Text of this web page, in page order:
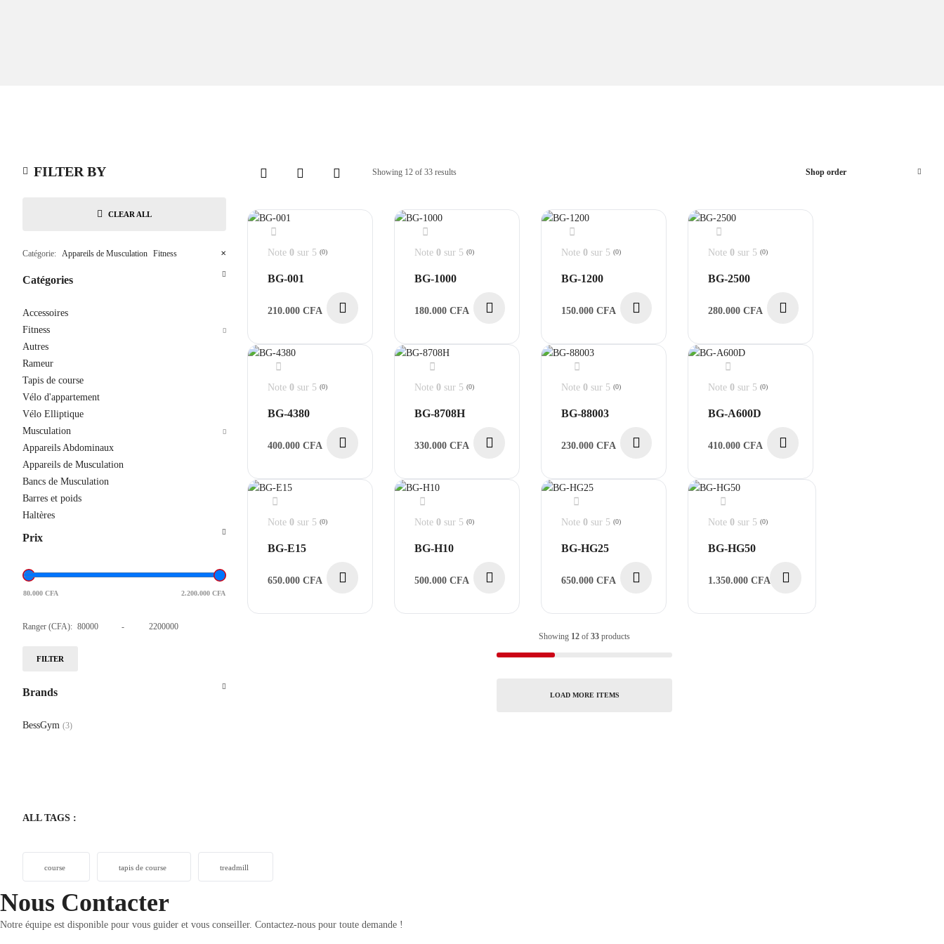
FILTER BY
CLEAR ALL
Catégorie: Appareils de Musculation Fitness ✕
Catégories
Accessoires
Fitness
Autres
Rameur
Tapis de course
Vélo d'appartement
Vélo Elliptique
Musculation
Appareils Abdominaux
Appareils de Musculation
Bancs de Musculation
Barres et poids
Haltères
Prix
80.000 CFA 2.200.000 CFA
Ranger (CFA): -
FILTER
Brands
BessGym (3)
Showing 12 of 33 results Shop order
Note 0 sur 5 (0)
BG-001
210.000 CFA
Note 0 sur 5 (0)
BG-1000
180.000 CFA
Note 0 sur 5 (0)
BG-1200
150.000 CFA
Note 0 sur 5 (0)
BG-2500
280.000 CFA
Note 0 sur 5 (0)
BG-4380
400.000 CFA
Note 0 sur 5 (0)
BG-8708H
330.000 CFA
Note 0 sur 5 (0)
BG-88003
230.000 CFA
Note 0 sur 5 (0)
BG-A600D
410.000 CFA
Note 0 sur 5 (0)
BG-E15
650.000 CFA
Note 0 sur 5 (0)
BG-H10
500.000 CFA
Note 0 sur 5 (0)
BG-HG25
650.000 CFA
Note 0 sur 5 (0)
BG-HG50
1.350.000 CFA
Showing 12 of 33 products
LOAD MORE ITEMS
ALL TAGS :
course tapis de course treadmill
Nous Contacter
Notre équipe est disponible pour vous guider et vous conseiller. Contactez-nous pour toute demande !